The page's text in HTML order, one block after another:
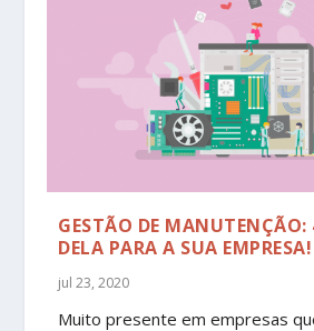
GESTÃO DE MANUTENÇÃO:
DELA PARA A SUA EMPRESA!
jul 23, 2020
Muito presente em empresas